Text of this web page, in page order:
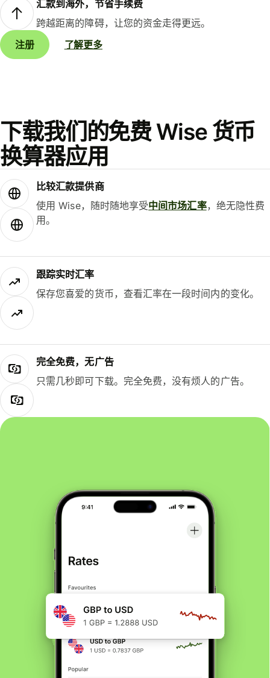
汇款到海外，节省手续费
跨越距离的障碍，让您的资金走得更远。
注册
了解更多
下载我们的免费 Wise 货币
换算器应用
比较汇款提供商
使用 Wise，随时随地享受中间市场汇率，绝无隐性费
用。
跟踪实时汇率
保存您喜爱的货币，查看汇率在一段时间内的变化。
完全免费，无广告
只需几秒即可下载。完全免费，没有烦人的广告。